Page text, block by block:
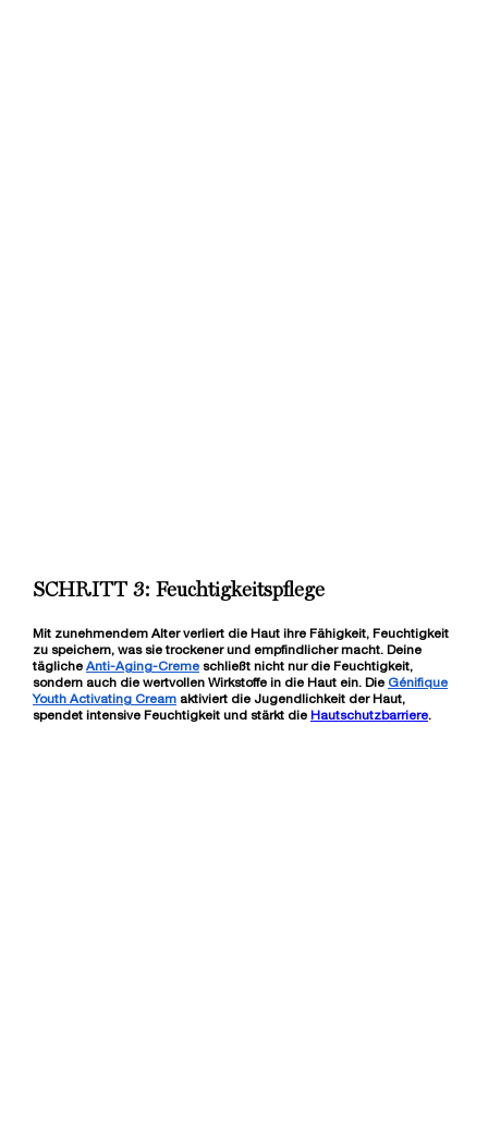
LOADING ...
SCHRITT 3: Feuchtigkeitspflege
Mit zunehmendem Alter verliert die Haut ihre Fähigkeit, Feuchtigkeit
zu speichern, was sie trockener und empfindlicher macht. Deine
tägliche Anti-Aging-Creme schließt nicht nur die Feuchtigkeit,
sondern auch die wertvollen Wirkstoffe in die Haut ein. Die Génifique
Youth Activating Cream aktiviert die Jugendlichkeit der Haut,
spendet intensive Feuchtigkeit und stärkt die Hautschutzbarriere.